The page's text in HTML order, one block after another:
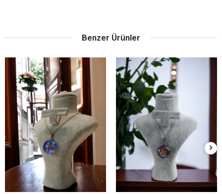
Benzer Ürünler